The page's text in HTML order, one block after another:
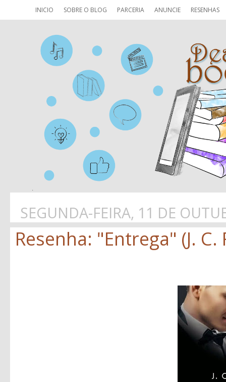
INICIO SOBRE O BLOG PARCERIA ANUNCIE RESENHAS
SEGUNDA-FEIRA, 11 DE
Resenha: "Entrega" (J. C.